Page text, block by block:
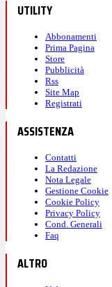
UTILITY
Abbonamenti
Prima Pagina
Store
Pubblicità
Rss
Site Map
Registrati
ASSISTENZA
Contatti
La Redazione
Nota Legale
Gestione Cookie
Cookie Policy
Privacy Policy
Cond. Generali
Faq
ALTRO